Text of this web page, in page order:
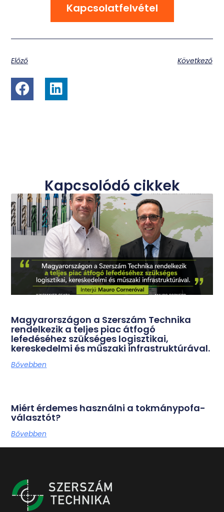
Kapcsolatfelvétel
Előző Következő
Kapcsolódó cikkek
Magyarországon a Szerszám Technika
rendelkezik a teljes piac átfogó
lefedéséhez szükséges logisztikai,
kereskedelmi és műszaki infrastruktúrával.
Bővebben
Miért érdemes használni a tokmánypofa-
választót?
Bővebben